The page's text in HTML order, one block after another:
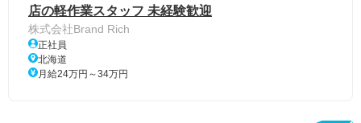
店の軽作業スタッフ 未経験歓迎
株式会社Brand Rich
正社員
北海道
月給24万円～34万円